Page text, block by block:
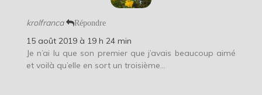
krolfranca Répondre
15 août 2019 à 19 h 24 min
Je n’ai lu que son premier que j’avais beaucoup aimé
et voilà qu’elle en sort un troisième…